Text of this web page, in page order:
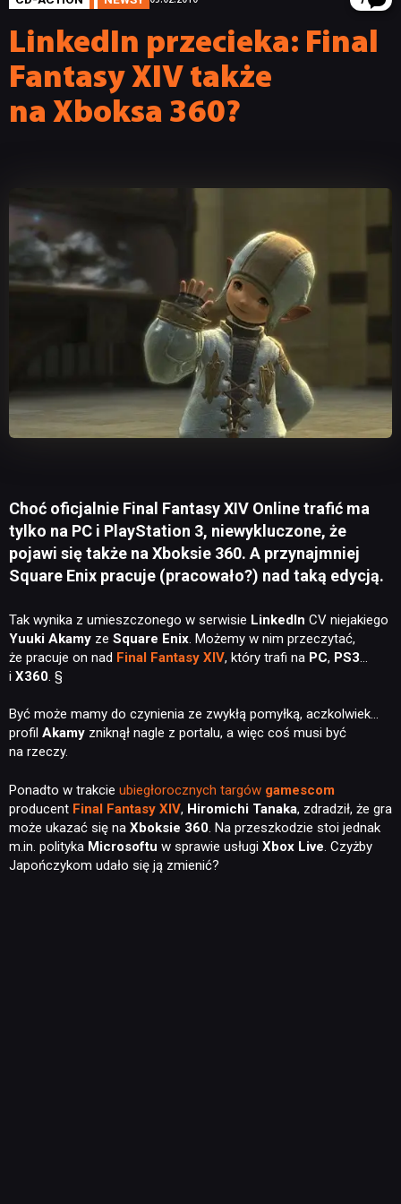
LinkedIn przecieka: Final
Fantasy XIV także
na Xboksa 360?
Choć oficjalnie Final Fantasy XIV Online trafić ma
tylko na PC i PlayStation 3, niewykluczone, że
pojawi się także na Xboksie 360. A przynajmniej
Square Enix pracuje (pracowało?) nad taką edycją.
Tak wynika z umieszczonego w serwisie LinkedIn CV niejakiego
Yuuki Akamy ze Square Enix. Możemy w nim przeczytać,
że pracuje on nad Final Fantasy XIV, który trafi na PC, PS3…
i X360. §
Być może mamy do czynienia ze zwykłą pomyłką, aczkolwiek…
profil Akamy zniknął nagle z portalu, a więc coś musi być
na rzeczy.
Ponadto w trakcie ubiegłorocznych targów gamescom
producent Final Fantasy XIV, Hiromichi Tanaka, zdradził, że gra
może ukazać się na Xboksie 360. Na przeszkodzie stoi jednak
m.in. polityka Microsoftu w sprawie usługi Xbox Live. Czyżby
Japończykom udało się ją zmienić?